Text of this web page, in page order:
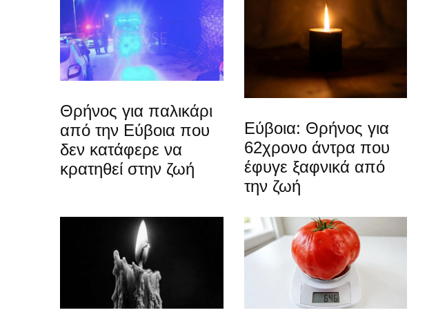
Θρήνος για παλικάρι
από την Εύβοια που
δεν κατάφερε να
κρατηθεί στην ζωή
Εύβοια: Θρήνος για
62χρονο άντρα που
έφυγε ξαφνικά από
την ζωή